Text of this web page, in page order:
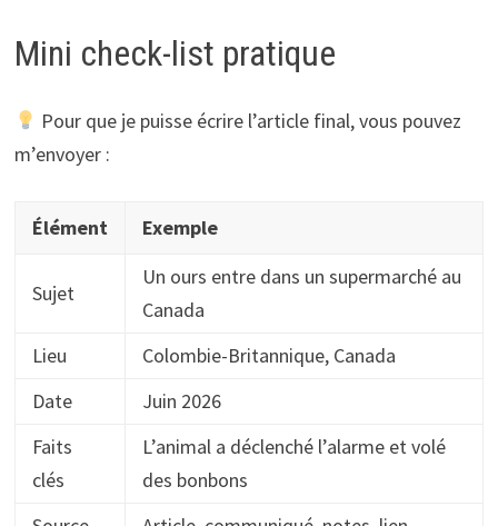
Mini check-list pratique
Pour que je puisse écrire l’article final, vous pouvez
m’envoyer :
Élément Exemple
Sujet
Un ours entre dans un supermarché au
Canada
Lieu
Colombie-Britannique, Canada
Date
Juin 2026
Faits
clés
L’animal a déclenché l’alarme et volé
des bonbons